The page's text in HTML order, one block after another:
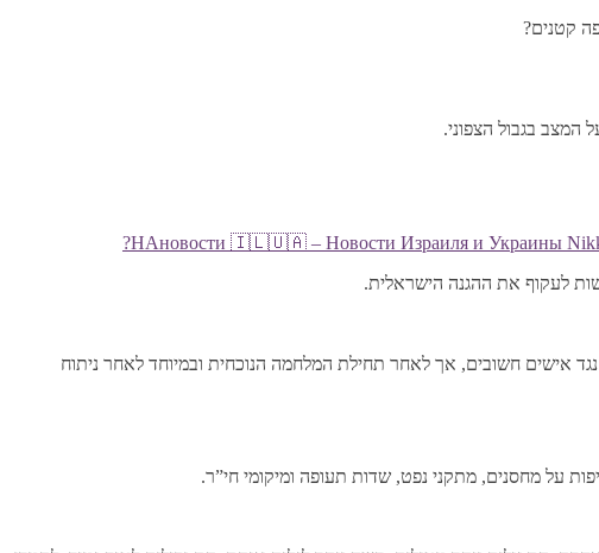
קטנים?
НАновости 🇮🇱🇺🇦 – Новости Израиля и Украины
לעקוף את ההגנה הישראלית.
אישים חשובים, אך לאחר תחילת המלחמה הנוכחית ובמיוחד לאחר ניתוח
על מחסנים, מתקני נפט, שדות תעופה ומיקומי חי”ר.